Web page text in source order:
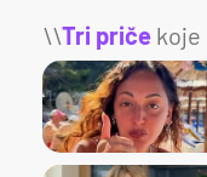
\\Tri priče